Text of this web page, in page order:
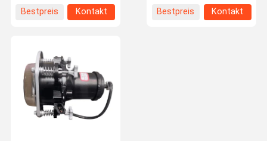
Bestpreis
Kontakt
Bestpreis
Kontakt